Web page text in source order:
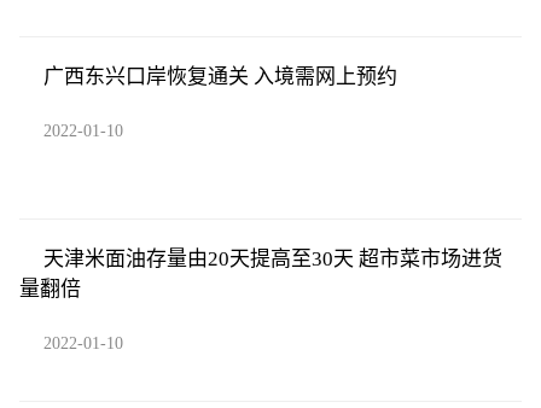
广西东兴口岸恢复通关 入境需网上预约
2022-01-10
天津米面油存量由20天提高至30天 超市菜市场进货
量翻倍
2022-01-10